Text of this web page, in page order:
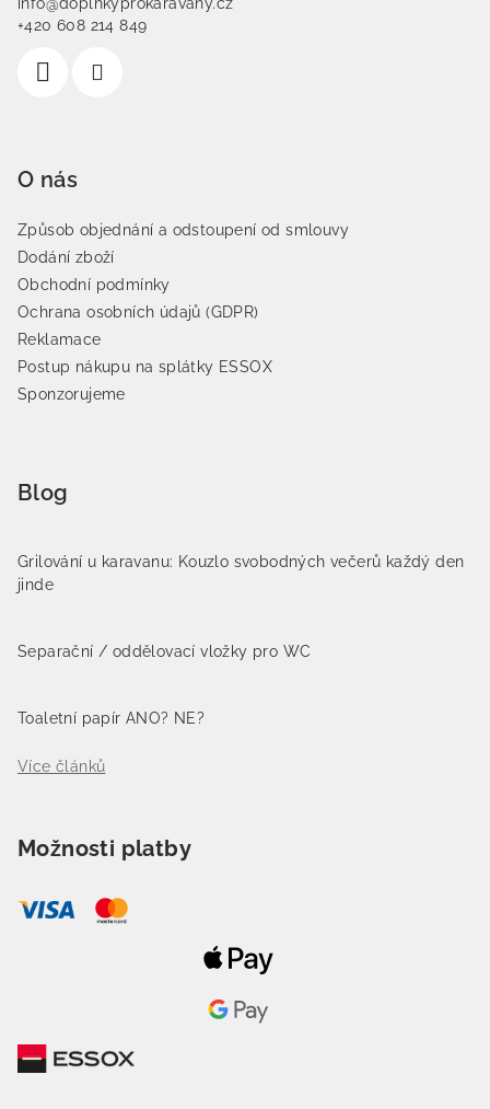
+420 608 214 849
O nás
Způsob objednání a odstoupení od smlouvy
Dodání zboží
Obchodní podmínky
Ochrana osobních údajů (GDPR)
Reklamace
Postup nákupu na splátky ESSOX
Sponzorujeme
Blog
Grilování u karavanu: Kouzlo svobodných večerů každý den
jinde
Separační / oddělovací vložky pro WC
Toaletní papír ANO? NE?
Více článků
Možnosti platby